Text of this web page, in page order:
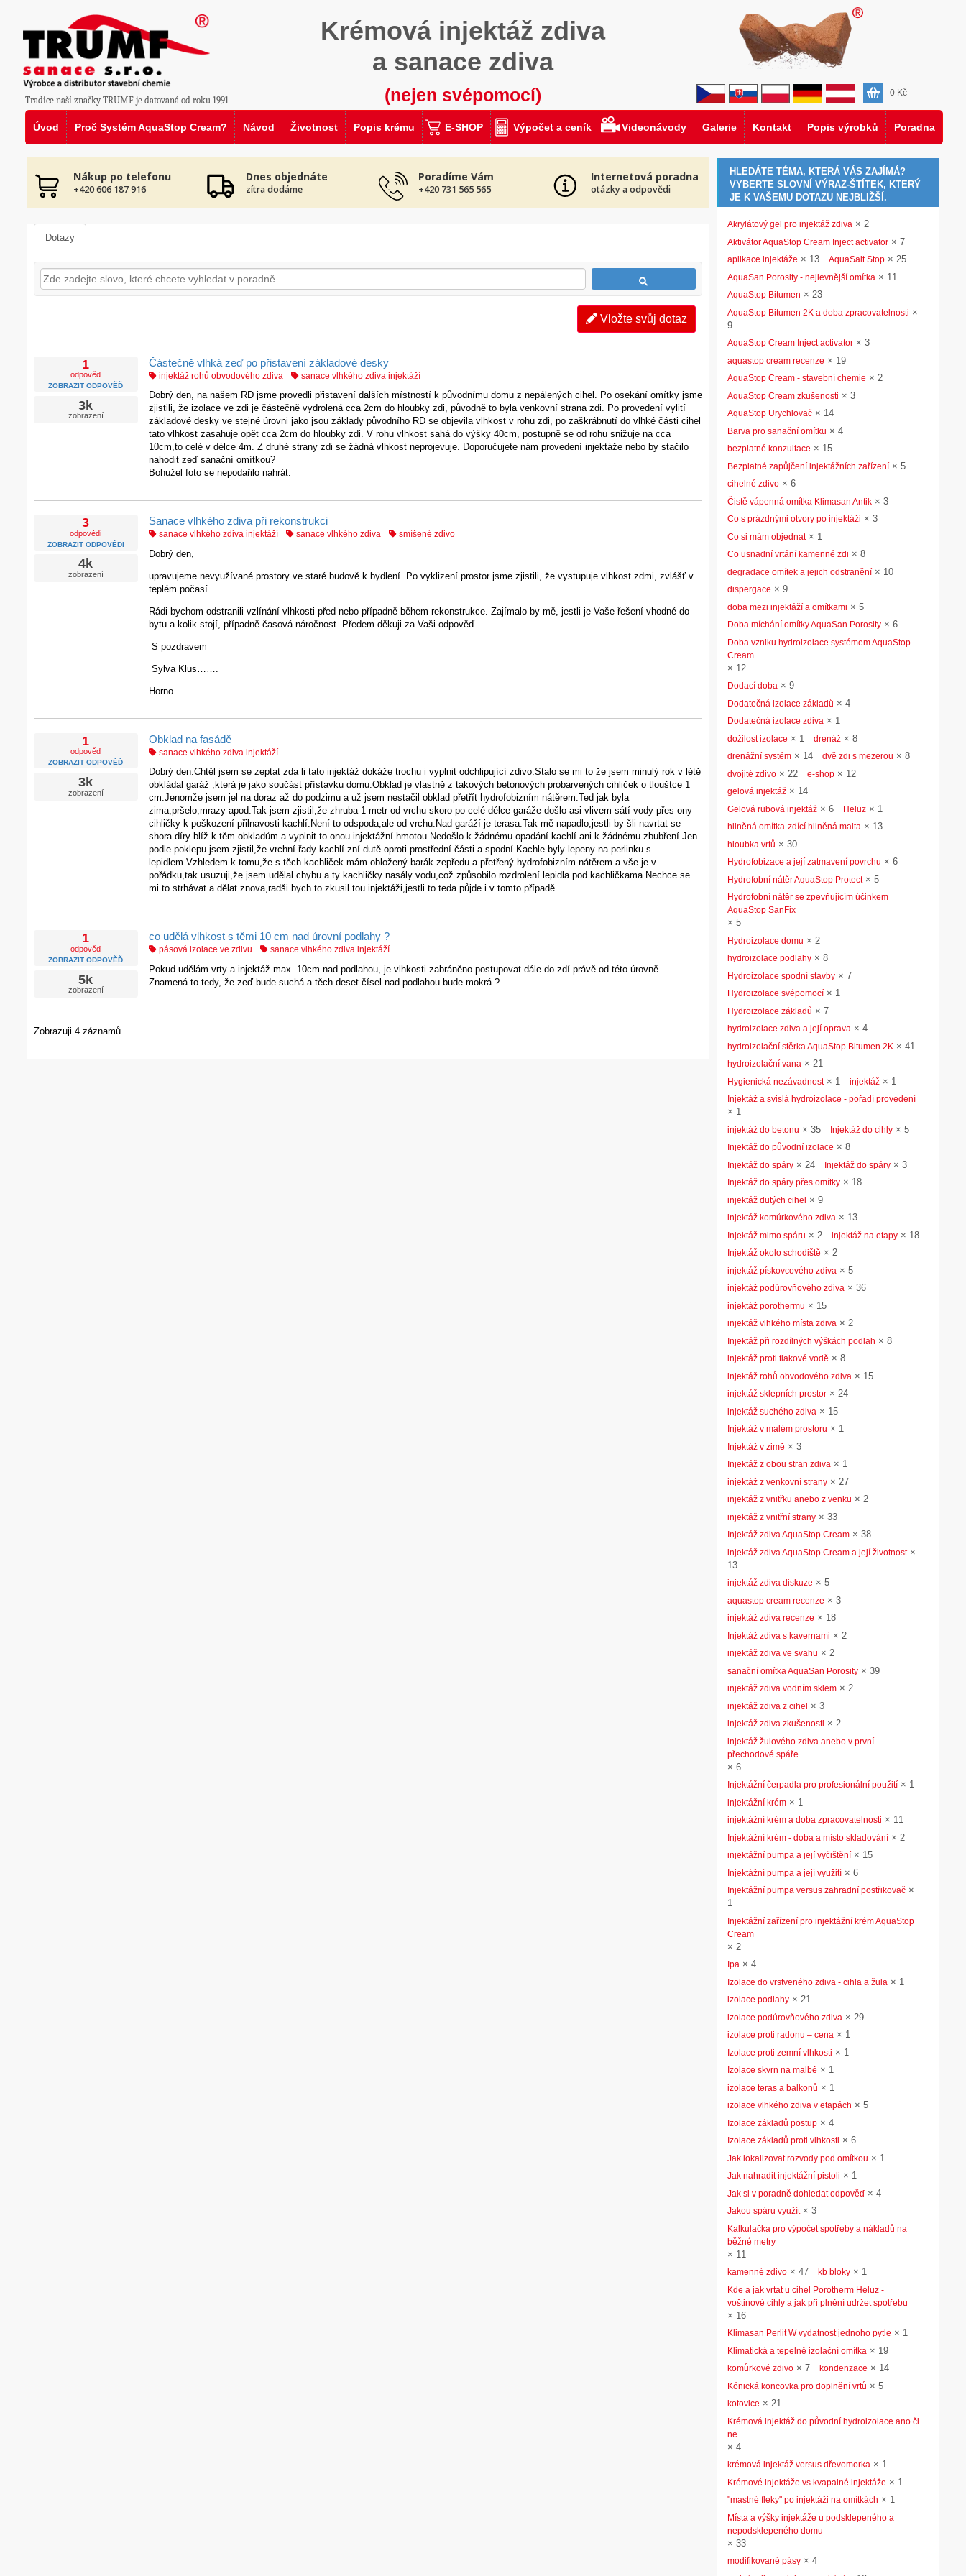
Úvod Proč Systém AquaStop Cream? Návod Životnost Popis krému E-SHOP Výpočet a ceník Videonávody Galerie Kontakt Popis výrobků Poradna
Tradice naší značky TRUMF je datovaná od roku 1991
0 Kč
Krémová injektáž zdiva
a sanace zdiva
(nejen svépomocí)
Nákup po telefonu
+420 606 187 916
Dnes objednáte
zítra dodáme
Poradíme Vám
+420 731 565 565
Internetová poradna
otázky a odpovědi
Dotazy
Vložte svůj dotaz
1
odpověď
ZOBRAZIT ODPOVĚĎ
3k
zobrazení
Částečně vlhká zeď po přistavení základové desky
injektáž rohů obvodového zdiva sanace vlhkého zdiva injektáží
Dobrý den, na našem RD jsme provedli přistavení dalších místností k původnímu domu z nepálených cihel. Po osekání omítky jsme
zjistili, že izolace ve zdi je částečně vydrolená cca 2cm do hloubky zdi, původně to byla venkovní strana zdi. Po provedení vylití
základové desky ve stejné úrovni jako jsou základy původního RD se objevila vlhkost v rohu zdi, po zaškrábnutí do vlhké části cihel
tato vlhkost zasahuje opět cca 2cm do hloubky zdi. V rohu vlhkost sahá do výšky 40cm, postupně se od rohu snižuje na cca
10cm,to celé v délce 4m. Z druhé strany zdi se žádná vlhkost neprojevuje. Doporučujete nám provedení injektáže nebo by stačilo
nahodit zeď sanační omítkou?
Bohužel foto se nepodařilo nahrát.
3
odpovědi
ZOBRAZIT ODPOVĚDI
4k
zobrazení
Sanace vlhkého zdiva při rekonstrukci
sanace vlhkého zdiva injektáží sanace vlhkého zdiva smíšené zdivo
Dobrý den,
upravujeme nevyužívané prostory ve staré budově k bydlení. Po vyklizení prostor jsme zjistili, že vystupuje vlhkost zdmi, zvlášť v
teplém počasí.
Rádi bychom odstranili vzlínání vlhkosti před nebo případně během rekonstrukce. Zajímalo by mě, jestli je Vaše řešení vhodné do
bytu a kolik stojí, případně časová náročnost. Předem děkuji za Vaši odpověď.
S pozdravem
Sylva Klus…….
Horno……
1
odpověď
ZOBRAZIT ODPOVĚĎ
3k
zobrazení
Obklad na fasádě
sanace vlhkého zdiva injektáží
Dobrý den.Chtěl jsem se zeptat zda li tato injektáž dokáže trochu i vyplnit odchlipující zdivo.Stalo se mi to že jsem minulý rok v létě
obkládal garáž ,která je jako součást přístavku domu.Obklad je vlastně z takových betonových probarvených cihliček o tlouštce 1
cm.Jenomže jsem jel na doraz až do podzimu a už jsem nestačil obklad přetřít hydrofobizním nátěrem.Ted jak byla
zima,pršelo,mrazy apod.Tak jsem zjistil,že zhruba 1 metr od vrchu skoro po celé délce garáže došlo asi vlivem sátí vody přes ony
cihličky k poškození přilnavosti kachlí.Není to odspoda,ale od vrchu.Nad garáží je terasa.Tak mě napadlo,jestli by šli navrtat se
shora díry blíž k těm obkladům a vyplnit to onou injektážní hmotou.Nedošlo k žádnému opadání kachlí ani k žádnému zbubření.Jen
podle poklepu jsem zjistil,že vrchní řady kachlí zní dutě oproti prostřední části a spodní.Kachle byly lepeny na perlinku s
lepidlem.Vzhledem k tomu,že s těch kachliček mám obložený barák zepředu a přetřený hydrofobizním nátěrem a vše je v
pořádku,tak usuzuji,že jsem udělal chybu a ty kachličky nasály vodu,což způsobilo rozdrolení lepidla pod kachličkama.Nechce se
mi to strhávat a dělat znova,radši bych to zkusil tou injektáži,jestli to teda půjde i v tomto případě.
1
odpověď
ZOBRAZIT ODPOVĚĎ
5k
zobrazení
co udělá vlhkost s těmi 10 cm nad úrovní podlahy ?
pásová izolace ve zdivu sanace vlhkého zdiva injektáží
Pokud udělám vrty a injektáž max. 10cm nad podlahou, je vlhkosti zabráněno postupovat dále do zdí právě od této úrovně.
Znamená to tedy, že zeď bude suchá a těch deset čísel nad podlahou bude mokrá ?
Zobrazuji 4 záznamů
HLEDÁTE TÉMA, KTERÁ VÁS ZAJÍMÁ?
VYBERTE SLOVNÍ VÝRAZ-ŠTÍTEK, KTERÝ
JE K VAŠEMU DOTAZU NEJBLIŽŠÍ.
Akrylátový gel pro injektáž zdiva × 2
Aktivátor AquaStop Cream Inject activator × 7
aplikace injektáže × 13 AquaSalt Stop × 25
AquaSan Porosity - nejlevnější omítka × 11
AquaStop Bitumen × 23
AquaStop Bitumen 2K a doba zpracovatelnosti ×
9
AquaStop Cream Inject activator × 3
aquastop cream recenze × 19
AquaStop Cream - stavební chemie × 2
AquaStop Cream zkušenosti × 3
AquaStop Urychlovač × 14
Barva pro sanační omítku × 4
bezplatné konzultace × 15
Bezplatné zapůjčení injektážních zařízení × 5
cihelné zdivo × 6
Čistě vápenná omítka Klimasan Antik × 3
Co s prázdnými otvory po injektáži × 3
Co si mám objednat× 1
Co usnadní vrtání kamenné zdi × 8
degradace omítek a jejich odstranění × 10
dispergace × 9
doba mezi injektáží a omítkami × 5
Doba míchání omítky AquaSan Porosity × 6
Doba vzniku hydroizolace systémem AquaStop
Cream
× 12
Dodací doba × 9
Dodatečná izolace základů × 4
Dodatečná izolace zdiva × 1
dožilost izolace × 1 drenáž × 8
drenážní systém × 14 dvě zdi s mezerou × 8
dvojité zdivo × 22 e-shop × 12
gelová injektáž × 14
Gelová rubová injektáž × 6 Heluz × 1
hliněná omítka-zdící hliněná malta × 13
hloubka vrtů × 30
Hydrofobizace a její zatmavení povrchu × 6
Hydrofobní nátěr AquaStop Protect× 5
Hydrofobní nátěr se zpevňujícím účinkem
AquaStop SanFix
× 5
Hydroizolace domu × 2
hydroizolace podlahy × 8
Hydroizolace spodní stavby × 7
Hydroizolace svépomocí × 1
Hydroizolace základů × 7
hydroizolace zdiva a její oprava × 4
hydroizolační stěrka AquaStop Bitumen 2K × 41
hydroizolační vana × 21
Hygienická nezávadnost× 1 injektáž × 1
Injektáž a svislá hydroizolace - pořadí provedení
× 1
injektáž do betonu × 35 Injektáž do cihly × 5
Injektáž do původní izolace × 8
Injektáž do spáry × 24 Injektáž do spáry × 3
Injektáž do spáry přes omítky × 18
injektáž dutých cihel × 9
injektáž komůrkového zdiva × 13
Injektáž mimo spáru × 2 injektáž na etapy × 18
Injektáž okolo schodiště × 2
injektáž pískovcového zdiva × 5
injektáž podúrovňového zdiva × 36
injektáž porothermu × 15
injektáž vlhkého místa zdiva × 2
Injektáž při rozdílných výškách podlah × 8
injektáž proti tlakové vodě × 8
injektáž rohů obvodového zdiva × 15
injektáž sklepních prostor × 24
injektáž suchého zdiva × 15
Injektáž v malém prostoru × 1
Injektáž v zimě × 3
Injektáž z obou stran zdiva × 1
injektáž z venkovní strany × 27
injektáž z vnitřku anebo z venku × 2
injektáž z vnitřní strany × 33
Injektáž zdiva AquaStop Cream × 38
injektáž zdiva AquaStop Cream a její životnost×
13
injektáž zdiva diskuze × 5
aquastop cream recenze × 3
injektáž zdiva recenze × 18
Injektáž zdiva s kavernami × 2
injektáž zdiva ve svahu × 2
sanační omítka AquaSan Porosity × 39
injektáž zdiva vodním sklem × 2
injektáž zdiva z cihel × 3
injektáž zdiva zkušenosti × 2
injektáž žulového zdiva anebo v první
přechodové spáře
× 6
Injektážní čerpadla pro profesionální použití × 1
injektážní krém × 1
injektážní krém a doba zpracovatelnosti × 11
Injektážní krém - doba a místo skladování × 2
injektážní pumpa a její vyčištění × 15
Injektážní pumpa a její využití × 6
Injektážní pumpa versus zahradní postřikovač ×
1
Injektážní zařízení pro injektážní krém AquaStop
Cream
× 2
Ipa × 4
Izolace do vrstveného zdiva - cihla a žula × 1
izolace podlahy × 21
izolace podúrovňového zdiva × 29
izolace proti radonu – cena × 1
Izolace proti zemní vlhkosti × 1
Izolace skvrn na malbě × 1
izolace teras a balkonů × 1
izolace vlhkého zdiva v etapách × 5
Izolace základů postup × 4
Izolace základů proti vlhkosti × 6
Jak lokalizovat rozvody pod omítkou × 1
Jak nahradit injektážní pistoli × 1
Jak si v poradně dohledat odpověď× 4
Jakou spáru využít× 3
Kalkulačka pro výpočet spotřeby a nákladů na
běžné metry
× 11
kamenné zdivo × 47 kb bloky × 1
Kde a jak vrtat u cihel Porotherm Heluz -
voštinové cihly a jak při plnění udržet spotřebu
× 16
Klimasan Perlit W vydatnost jednoho pytle × 1
Klimatická a tepelně izolační omítka × 19
komůrkové zdivo × 7 kondenzace × 14
Kónická koncovka pro doplnění vrtů × 5
kotovice × 21
Krémová injektáž do původní hydroizolace ano či
ne
× 4
krémová injektáž versus dřevomorka × 1
Krémové injektáže vs kvapalné injektáže × 1
"mastné fleky" po injektáži na omítkách × 1
Místa a výšky injektáže u podsklepeného a
nepodsklepeného domu
× 33
modifikované pásy × 4